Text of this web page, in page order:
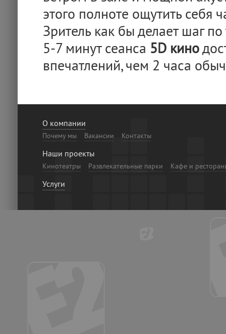
этого полноте ощутить себя
Зритель как бы делает шаг
5-7 минут сеанса 5D кино
впечатлений, чем 2 часа
О компании
Почему мы Вакансии Контакты
Наши проекты
Кинотеатры Развлекательные парки Кафе и
Услуги